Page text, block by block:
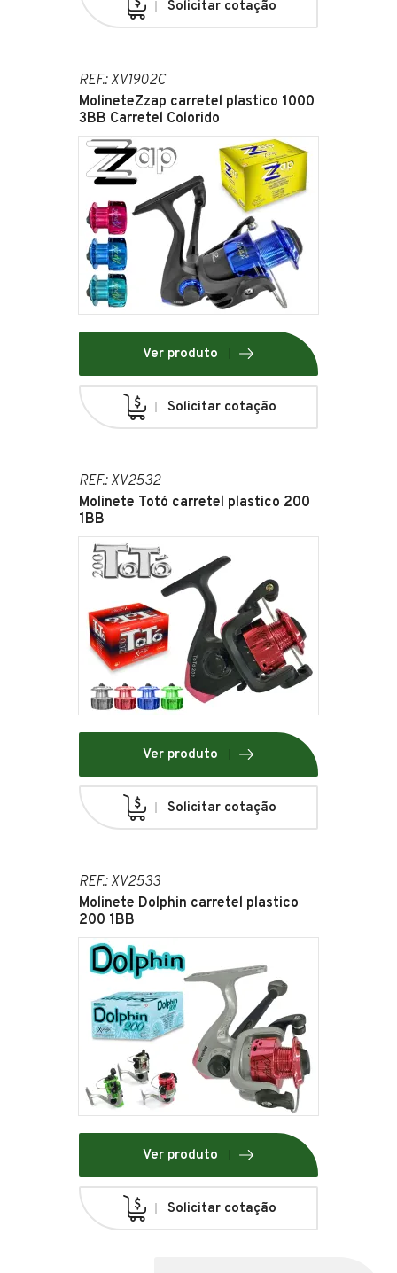
Solicitar cotação
REF.: XV1902C
MolineteZzap carretel plastico 1000
3BB Carretel Colorido
Ver produto
Solicitar cotação
REF.: XV2532
Molinete Totó carretel plastico 200
1BB
Ver produto
Solicitar cotação
REF.: XV2533
Molinete Dolphin carretel plastico
200 1BB
Ver produto
Solicitar cotação